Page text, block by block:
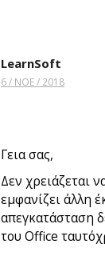
LearnSoft
6 / ΝΟΈ / 2018
Γεια σας,
Δεν χρειάζεται
εμφανίζει άλλη
απεγκατάσταση
του Office